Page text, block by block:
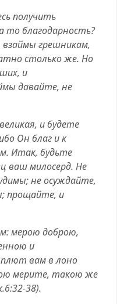
получить
то благодарность?
грешникам,
столько же. Но
и
давайте, не
и будете
Он благ и к
Итак, будьте
ваш милосерд. Не
не осуждайте,
прощайте, и
мерою доброю,
и
вам в лоно
мерите, такою же
38).